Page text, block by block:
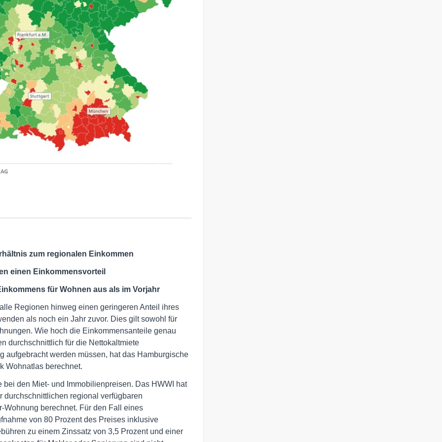
zum regionalen Einkommen
einen Einkommensvorteil
für Wohnen aus als im Vorjahr
Regionen hinweg einen geringeren Anteil ihres
als noch ein Jahr zuvor. Dies gilt sowohl für
Wie hoch die Einkommensanteile genau
durchschnittlich für die Nettokaltmiete
werden müssen, hat das Hamburgische
Wohnatlas berechnet.
den Miet- und Immobilienpreisen. Das HWWI hat
regional verfügbaren
Wohnung berechnet. Für den Fall eines
von 80 Prozent des Preises inklusive
zu einem Zinssatz von 3,5 Prozent und einer